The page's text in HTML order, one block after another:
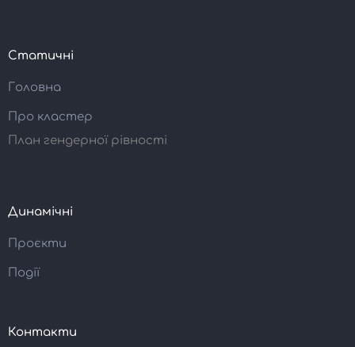
Статичні
Головна
Про кластер
План гендерної рівності
Динамічні
Проєкти
Події
Контакти